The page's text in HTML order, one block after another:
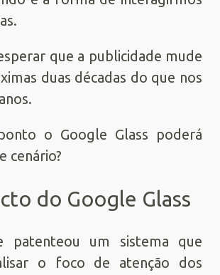
que a publicidade mude
duas décadas do que nos
o Google Glass poderá
cenário?
do Google Glass
patenteou um sistema que
o foco de atenção dos